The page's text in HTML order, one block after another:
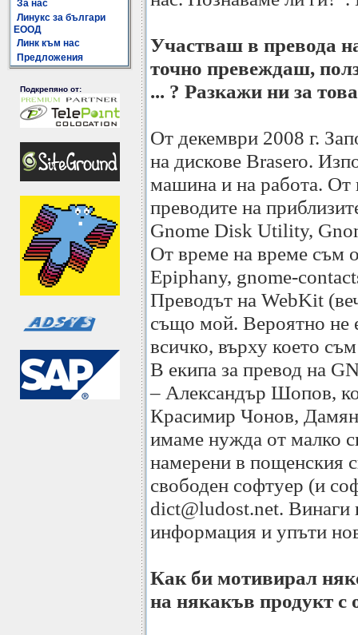
За нас
Линукс за българи
ЕООД
Линк към нас
Предложения
Подкрепяно от:
Участваш в превода
точно превеждаш,
... ? Разкажи ни за
От декември 2008 г.
на дискове Brasero.
машина и на работа. От
преводите на
Gnome Disk Utility,
От време на време съм
Epiphany, gnome-
Преводът на WebKit
също мой. Вероятно не
всичко, върху което
В екипа за превод на
– Александър Шопов,
Красимир Чонов,
имаме нужда от малко
намерени в пощенския
свободен софтуер (и
dict@ludost.net. Винаги
информация и упъти
Как би мотивирал
на някакъв продукт с